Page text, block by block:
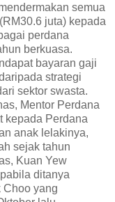
semua
juta) kepada
perdana
berkuasa.
bayaran gaji
strategi
sektor swasta.
Mentor Perdana
kepada Perdana
anak lelakinya,
sejak tahun
Kuan Yew
ditanya
Choo yang